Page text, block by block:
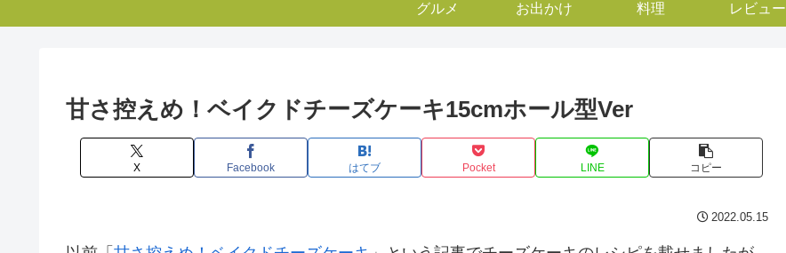
グルメ お出かけ 料理 レビュー
甘さ控えめ！ベイクドチーズケーキ15cmホール型Ver
X Facebook はてブ Pocket LINE コピー
2022.05.15